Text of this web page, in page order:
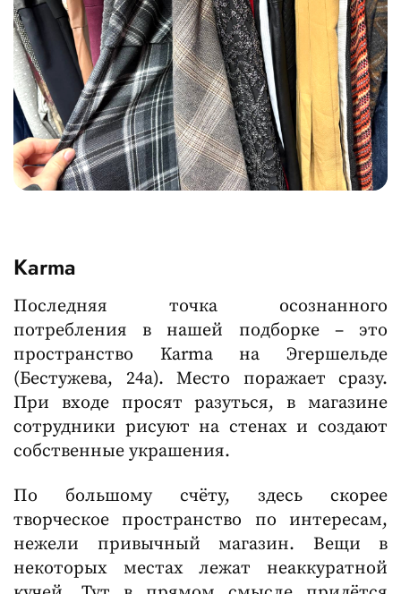
Karma
Последняя
точка осознанного
потребления в нашей подборке – это
пространство Karma на Эгершельде
(Бестужева, 24а). Место поражает сразу.
При входе просят разуться, в магазине
сотрудники рисуют на стенах и создают
собственные украшения.
По большому счёту, здесь скорее
творческое пространство по интересам,
нежели привычный магазин. Вещи в
некоторых местах лежат неаккуратной